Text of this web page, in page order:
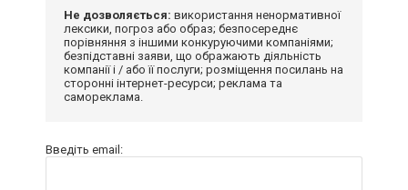
Не дозволяється: використання ненормативної
лексики, погроз або образ; безпосереднє
порівняння з іншими конкуруючими компаніями;
безпідставні заяви, що ображають діяльність
компанії і / або її послуги; розміщення посилань на
сторонні інтернет-ресурси; реклама та
самореклама.
Введіть email: